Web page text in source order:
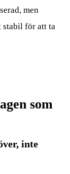
men
för att ta
som
inte